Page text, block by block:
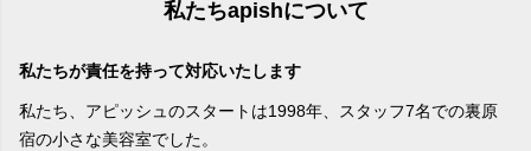
私たちapishについて
私たちが責任を持って対応いたします
私たち、アピッシュのスタートは1998年、スタッフ7名での裏原
宿の小さな美容室でした。